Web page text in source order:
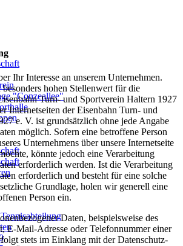
"Conzeallee"
Ihr Interesse an unserem Unternehmen.
hohen Stellenwert für die
Turn- und Sportverein Haltern 1927
Internetseiten der Eisenbahn Turn- und
e. V. ist grundsätzlich ohne jede Angabe
möglich. Sofern eine betroffene Person
Unternehmens über unsere Internetseite
könnte jedoch eine Verarbeitung
erforderlich werden. Ist die Verarbeitung
erforderlich und besteht für eine solche
Grundlage, holen wir generell eine
Person ein.
Daten, beispielsweise des
E-Mail-Adresse oder Telefonnummer einer
stets im Einklang mit der Datenschutz-